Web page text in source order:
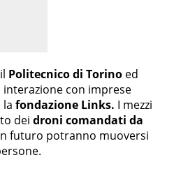
Politecnico di Torino ed
interazione con imprese
la fondazione Links. I mezzi
dei droni comandati da
futuro potranno muoversi